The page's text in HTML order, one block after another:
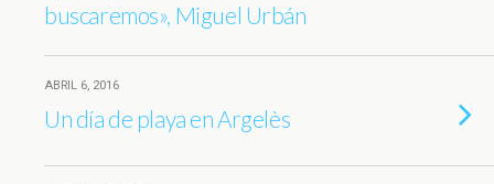
buscaremos», Miguel Urbán
ABRIL 6, 2016
Un día de playa en Argelès